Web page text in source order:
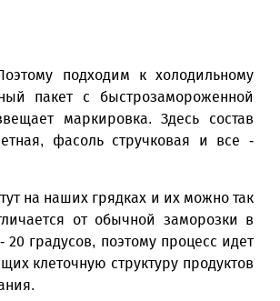
подходим к холодильному
пакет с быстрозамороженной
маркировка. Здесь состав
фасоль стручковая и все -
на наших грядках и их можно так
от обычной заморозки в
градусов, поэтому процесс идет
клеточную структуру продуктов